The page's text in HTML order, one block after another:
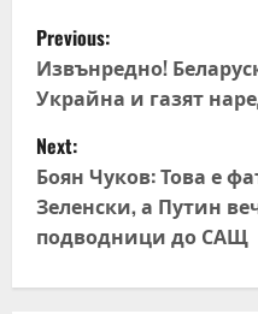
P
o
s
t
n
a
Previous:
Извънредно!
Украйна и газят
Next:
Боян Чуков: Това е
Зеленски, а Путин
подводници до САЩ